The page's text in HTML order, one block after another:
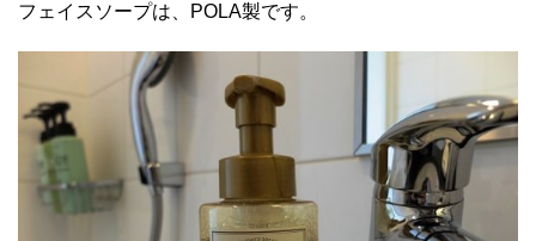
フェイスソープは、POLA製です。